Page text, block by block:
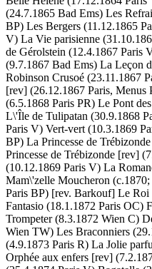
(24.7.1865 Bad Ems) Les
BP) Les Bergers (11.12.1865
V) La Vie parisienne
de Gérolstein (12.4.1867 Paris
(9.7.1867 Bad Ems) La Leçon
Robinson Crusoé (23.11.1867
[rev] (26.12.1867 Paris, Menus
(6.5.1868 Paris PR) Le Pont
L\'Île de Tulipatan (30.9.1868
Paris V) Vert-vert (10.3.1869
BP) La Princesse de
Princesse de Trébizonde [rev]
(10.12.1869 Paris V) La
Mam\'zelle Moucheron
Paris BP) [rev. Barkouf] Le Roi
Fantasio (18.1.1872 Paris OC)
Trompeter (8.3.1872 Wien C)
Wien TW) Les Braconniers
(4.9.1873 Paris R) La Jolie
Orphée aux enfers [rev]